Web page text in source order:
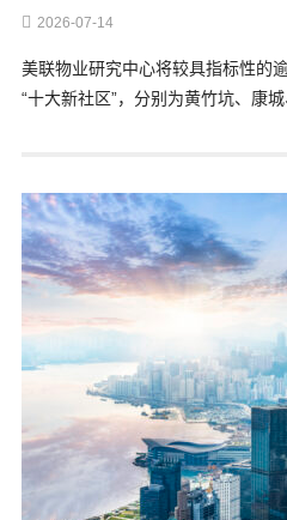
2026-07-14
美联物业研究中心将较具指标性的
“十大新社区”，分别为黄竹坑、康